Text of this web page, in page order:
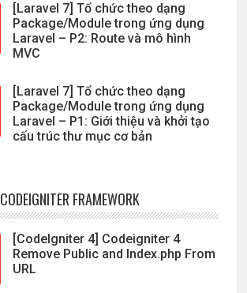
[Laravel 7] Tổ chức theo dạng
Package/Module trong ứng dụng
Laravel – P2: Route và mô hình
MVC
[Laravel 7] Tổ chức theo dạng
Package/Module trong ứng dụng
Laravel – P1: Giới thiệu và khởi tạo
cấu trúc thư mục cơ bản
CODEIGNITER FRAMEWORK
[CodeIgniter 4] Codeigniter 4
Remove Public and Index.php From
URL